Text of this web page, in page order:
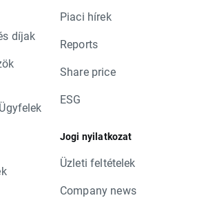
díjak
Piaci hírek
Reports
Share price
ESG
Jogi nyilatkozat
Üzleti feltételek
Company news